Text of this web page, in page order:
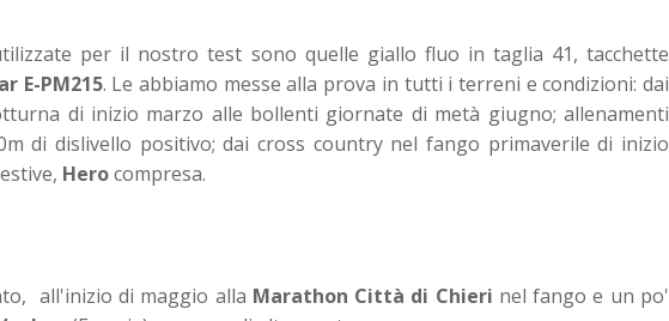
per il nostro test sono quelle giallo fluo in taglia 41, tacchette
E-PM215. Le abbiamo messe alla prova in tutti i terreni e condizioni: dai
di inizio marzo alle bollenti giornate di metà giugno; allenamenti
di dislivello positivo; dai cross country nel fango primaverile di inizio
Herocompresa.
all'inizio di maggio alla Marathon Città di Chieri nel fango e un po'